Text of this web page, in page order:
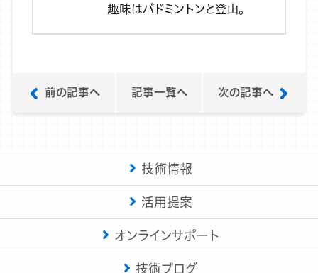
趣味はバドミントンと登山。
前の記事へ 記事一覧へ 次の記事へ
技術情報
活用提案
オンラインサポート
技術ブログ